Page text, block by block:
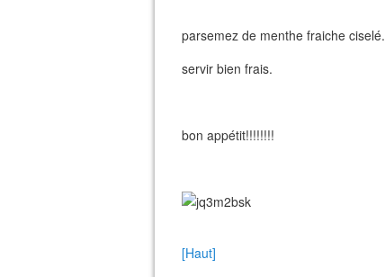
parsemez de menthe fraiche ciselé.
servir bien frais.
bon appétit!!!!!!!!
[Haut]